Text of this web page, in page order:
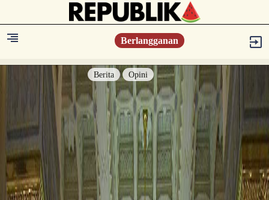
Berlangganan
Berita Opini
Berita
Islam Digest
Hikmah